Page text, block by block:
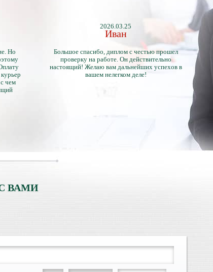
Но
чем
2026.03.25
Иван
Большое спасибо, диплом с честью прошел
проверку на работе. Он действительно
настоящий! Желаю вам дальнейших успехов в
вашем нелегком деле!
ВАМИ